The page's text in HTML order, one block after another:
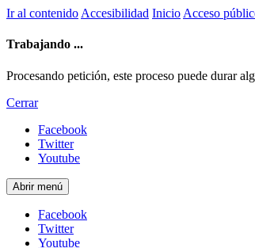
Ir al contenido Accesibilidad Inicio Acceso
Trabajando ...
Procesando petición, este proceso puede durar
Cerrar
Facebook
Twitter
Youtube
Abrir menú
Facebook
Twitter
Youtube